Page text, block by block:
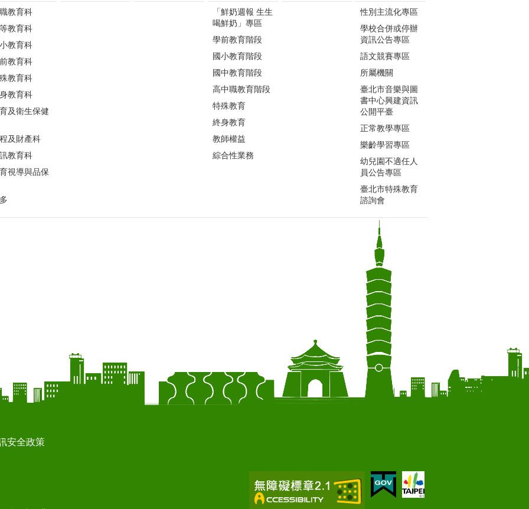
教育科
教育科
教育科
教育科
教育科
教育科
及衛生保健
及財產科
教育科
視導與品保
「鮮奶週報 生生
喝鮮奶」專區
學前教育階段
國小教育階段
國中教育階段
高中職教育階段
特殊教育
終身教育
教師權益
綜合性業務
性別主流化專區
學校合併或停辦
資訊公告專區
語文競賽專區
所屬機關
臺北市音樂與圖
書中心興建資訊
公開平臺
正常教學專區
樂齡學習專區
幼兒園不適任人
員公告專區
臺北市特殊教育
諮詢會
安全政策